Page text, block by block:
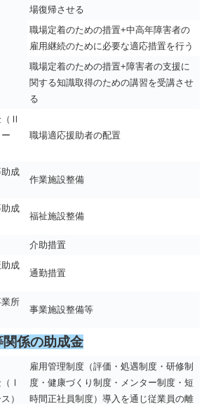
場復帰させる
職場定着のための措置+中高年障害者の
雇用継続のために必要な適応措置を行う
職場定着のための措置+障害者の支援に
関する知識取得のための講習を受講させ
る
（Ⅱ
職場適応援助者の配置
成
作業施設整備
成
福祉施設整備
介助措置
成
通勤措置
所
事業施設整備等
係の助成金
Ⅰ
）
雇用管理制度（評価・処遇制度・研修制
度・健康づくり制度・メンター制度・短
時間正社員制度）導入を通じ従業員の離